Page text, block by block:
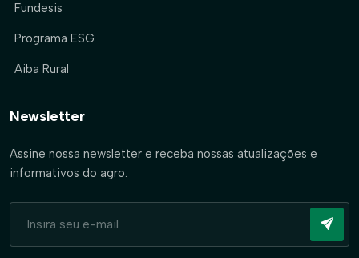
Fundesis
Programa ESG
Aiba Rural
Newsletter
Assine nossa newsletter e receba nossas atualizações e
informativos do agro.